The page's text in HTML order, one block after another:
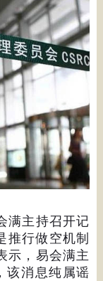
满主持召开记
推行做空机制
示，易会满主
该消息纯属谣